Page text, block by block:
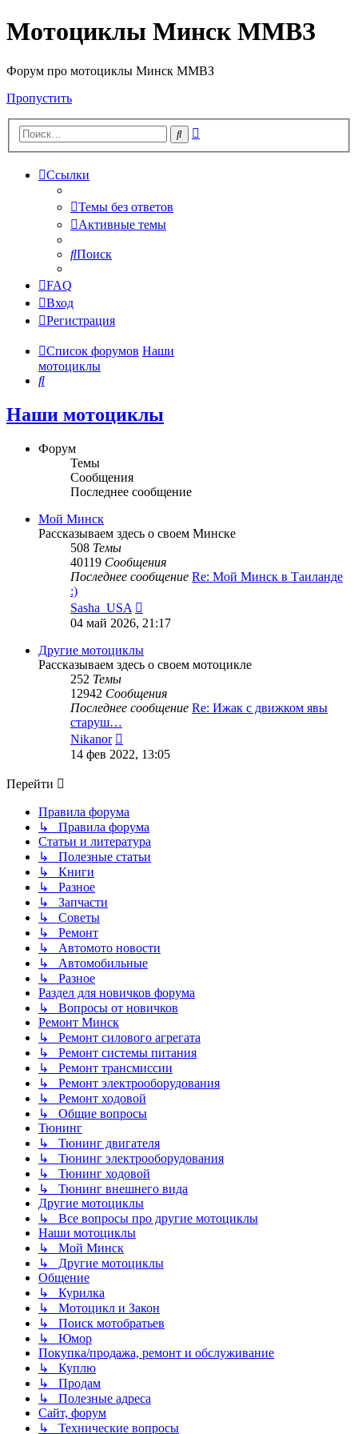
Мотоциклы Минск ММВЗ
Форум про мотоциклы Минск ММВЗ
Пропустить
Поиск
Ссылки
Темы без ответов
Активные темы
Поиск
FAQ
Вход
Регистрация
Список форумов Наши
мотоциклы
Поиск
Наши мотоциклы
Форум
Темы
Сообщения
Последнее сообщение
Мой Минск
Рассказываем здесь о своем Минске
508 Темы
40119 Сообщения
Последнее сообщение Re: Мой Минск в Таиланде
:)
Sasha_USA
к
сообщению
04 май 2026, 21:17
Другие мотоциклы
Рассказываем здесь о своем мотоцикле
252 Темы
12942 Сообщения
Последнее сообщение Re: Ижак с движком явы
старуш…
Nikanor
к
последнему
14 фев 2022, 13:05
Перейти
Правила форума
↳ Правила форума
Статьи и литература
↳ Полезные статьи
↳ Книги
↳ Разное
↳ Запчасти
↳ Советы
↳ Ремонт
↳ Автомото новости
↳ Автомобильные
↳ Разное
Раздел для новичков форума
↳ Вопросы от новичков
Ремонт Минск
↳ Ремонт силового агрегата
↳ Ремонт системы питания
↳ Ремонт трансмиссии
↳ Ремонт электрооборудования
↳ Ремонт ходовой
↳ Общие вопросы
Тюнинг
↳ Тюнинг двигателя
↳ Тюнинг электрооборудования
↳ Тюнинг ходовой
↳ Тюнинг внешнего вида
Другие мотоциклы
↳ Все вопросы про другие мотоциклы
Наши мотоциклы
↳ Мой Минск
↳ Другие мотоциклы
Общение
↳ Курилка
↳ Мотоцикл и Закон
↳ Поиск мотобратьев
↳ Юмор
Покупка/продажа, ремонт и обслуживание
↳ Куплю
↳ Продам
↳ Полезные адреса
Сайт, форум
↳ Технические вопросы